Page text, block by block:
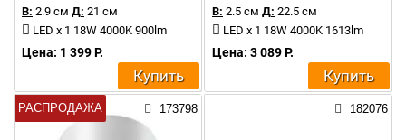
В: 2.9 см Д: 21 см
LED x 1 18W 4000K 900lm
Цена: 1 399 Р.
Купить
В: 2.5 см Д: 22.5 см
LED x 1 18W 4000K 1613lm
Цена: 3 089 Р.
Купить
РАСПРОДАЖА 173798 182076